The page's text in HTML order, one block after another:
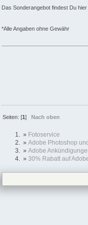
Das Sonderangebot findest Du hier
*Alle Angaben ohne Gewähr
Seiten: [1]Nach oben
» Fotoservice
» Adobe Photoshop
» Adobe
» 30% Rabatt auf